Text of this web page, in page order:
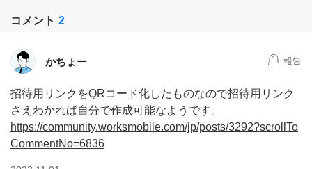
コメント 2
かちょー 報告
招待用リンクをQRコード化したものなので招待用リンク
さえわかれば自分で作成可能なようです。
https://community.worksmobile.com/jp/posts/3292?scrollTo
CommentNo=6836